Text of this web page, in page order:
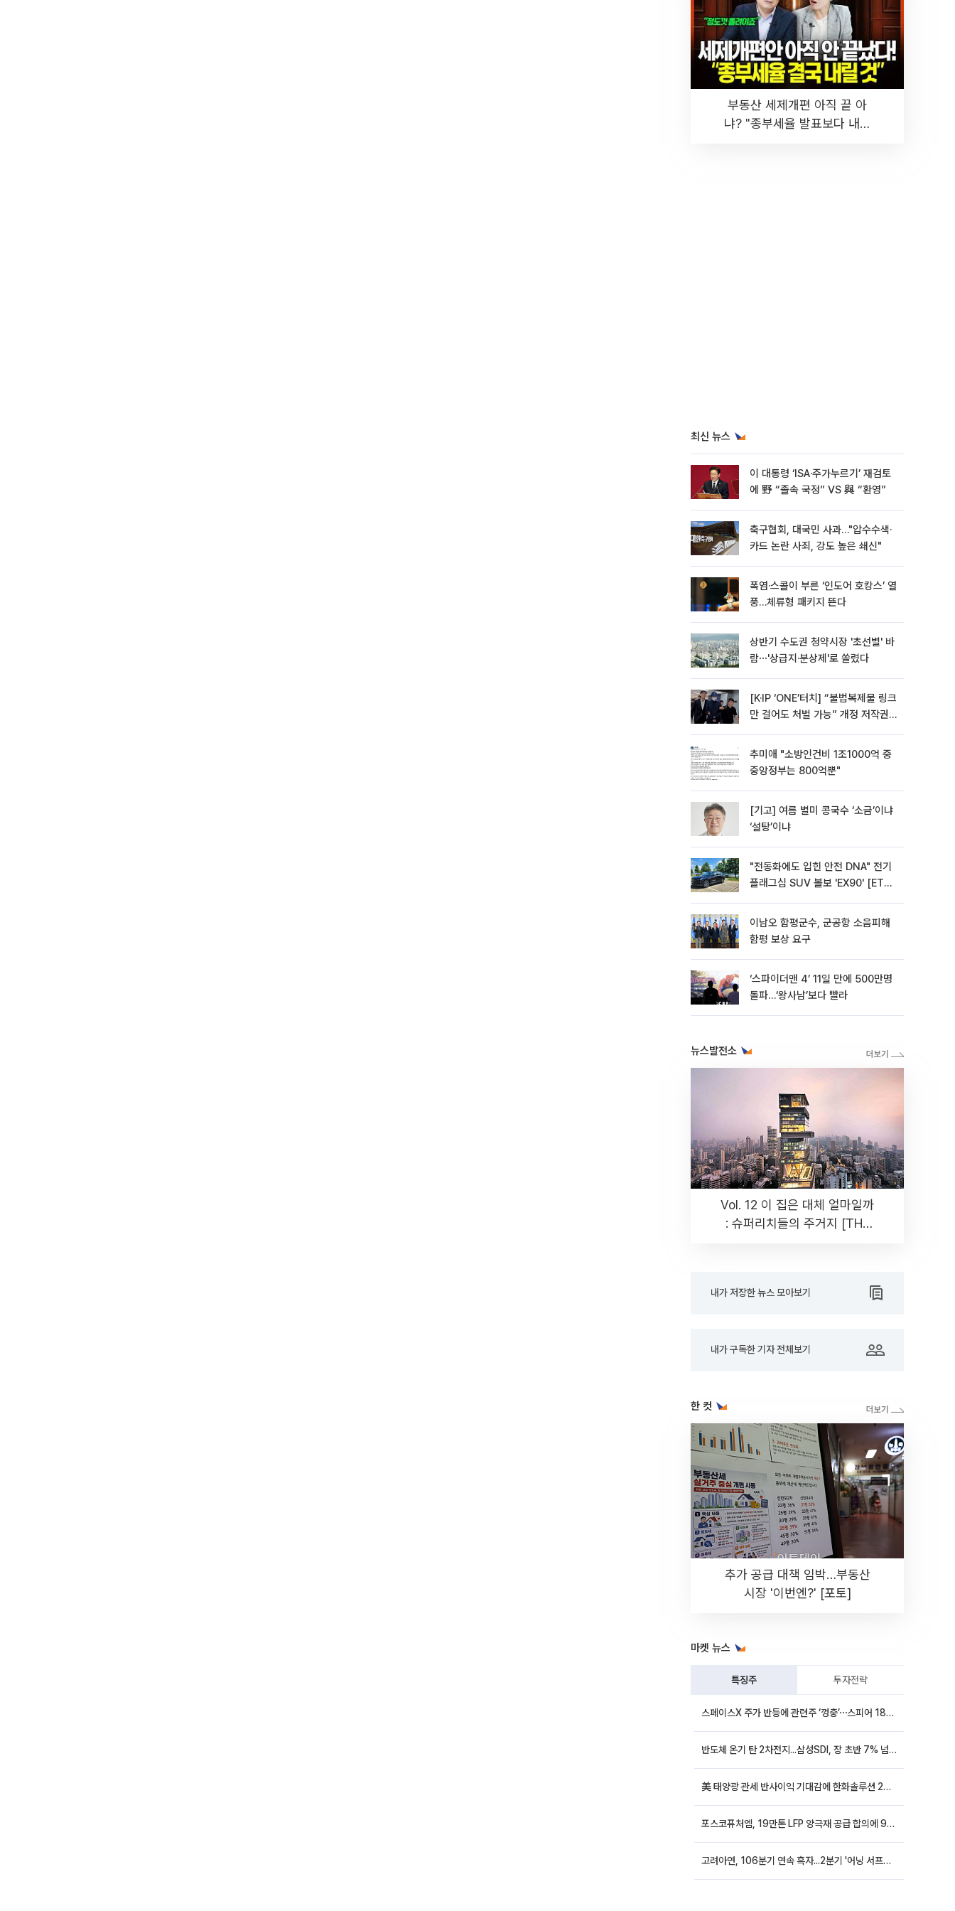
부동산 세제개편 아직 끝 아
냐? "종부세율 발표보다 내릴
최신 뉴스
이 대통령 ‘ISA·주가누르기’ 재검토
에 野 “졸속 국정” VS 與 “환영”
축구협회, 대국민 사과…"압수수색·
카드 논란 사죄, 강도 높은 쇄신"
폭염·스콜이 부른 ‘인도어 호캉스’ 열
풍…체류형 패키지 뜬다
상반기 수도권 청약시장 '초선별' 바
람⋯'상급지·분상제'로 쏠렸다
[K·IP ‘ONE’터치] “불법복제물 링크
만 걸어도 처벌 가능” 개정 저작권
추미애 "소방인건비 1조1000억 중
중앙정부는 800억뿐"
[기고] 여름 별미 콩국수 ‘소금’이냐
‘설탕’이냐
"전동화에도 입힌 안전 DNA" 전기
플래그십 SUV 볼보 'EX90' [ET의
이남오 함평군수, 군공항 소음피해
함평 보상 요구
‘스파이더맨 4’ 11일 만에 500만명
돌파…‘왕사남’보다 빨라
뉴스발전소
Vol. 12 이 집은 대체 얼마일까
: 슈퍼리치들의 주거지 [THE
내가 저장한 뉴스 모아보기
내가 구독한 기자 전체보기
한 컷
추가 공급 대책 임박…부동산
시장 '이번엔?' [포토]
마켓 뉴스
특징주 투자전략
스페이스X 주가 반등에 관련주 ‘껑충’⋯스피어 18%ㆍ에이치브이엠 12%↑
반도체 온기 탄 2차전지...삼성SDI, 장 초반 7% 넘게 껑충
美 태양광 관세 반사이익 기대감에 한화솔루션 20%대·OCI홀딩스 14%대 급등
포스코퓨처엠, 19만톤 LFP 양극재 공급 합의에 9%대 강세
고려아연, 106분기 연속 흑자...2분기 '어닝 서프라이즈'에 장 초반 12%대 강세